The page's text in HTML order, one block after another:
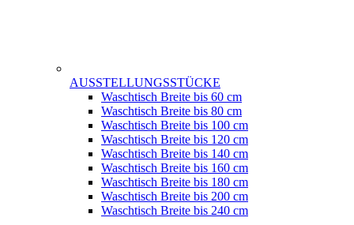
AUSSTELLUNGSSTÜCKE
Waschtisch Breite bis 60 cm
Waschtisch Breite bis 80 cm
Waschtisch Breite bis 100 cm
Waschtisch Breite bis 120 cm
Waschtisch Breite bis 140 cm
Waschtisch Breite bis 160 cm
Waschtisch Breite bis 180 cm
Waschtisch Breite bis 200 cm
Waschtisch Breite bis 240 cm